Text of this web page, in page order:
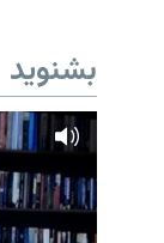
بشنوید